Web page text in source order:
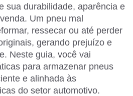
sua durabilidade, aparência e
Um pneu mal
ressecar ou até perder
gerando prejuízo e
Neste guia, você vai
para armazenar pneus
e alinhada às
do setor automotivo.